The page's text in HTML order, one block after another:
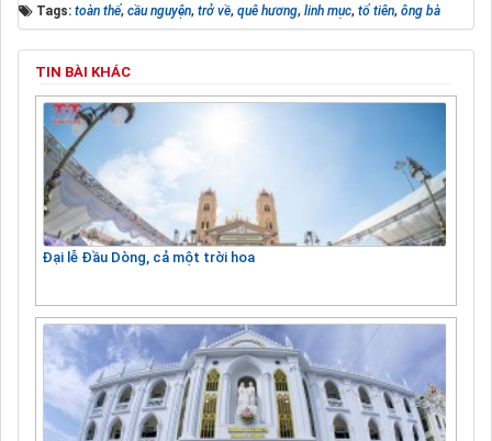
Tags: toàn thể, cầu nguyện, trở về, quê hương, linh mục, tổ tiên, ông bà
TIN BÀI KHÁC
Đại lễ Đầu Dòng, cả một trời hoa